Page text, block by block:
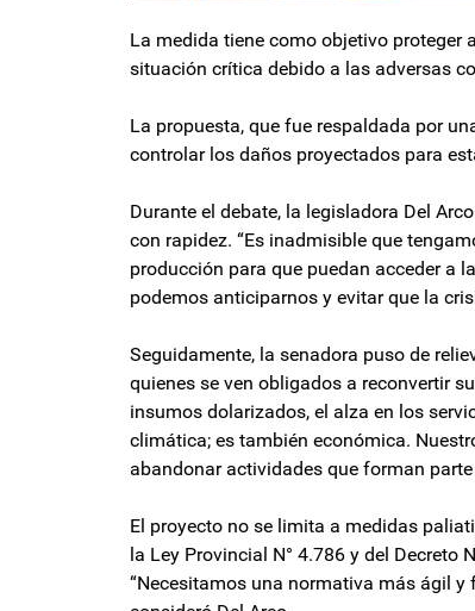
La medida tiene como objetivo proteger
situación crítica debido a las adversas
La propuesta, que fue respaldada por
controlar los daños proyectados para
Durante el debate, la legisladora Del
con rapidez. “Es inadmisible que
producción para que puedan acceder a
podemos anticiparnos y evitar que la
Seguidamente, la senadora puso de
quienes se ven obligados a reconvertir
insumos dolarizados, el alza en los
climática; es también económica.
abandonar actividades que forman
El proyecto no se limita a medidas
la Ley Provincial N° 4.786 y del Decreto
“Necesitamos una normativa más ágil y